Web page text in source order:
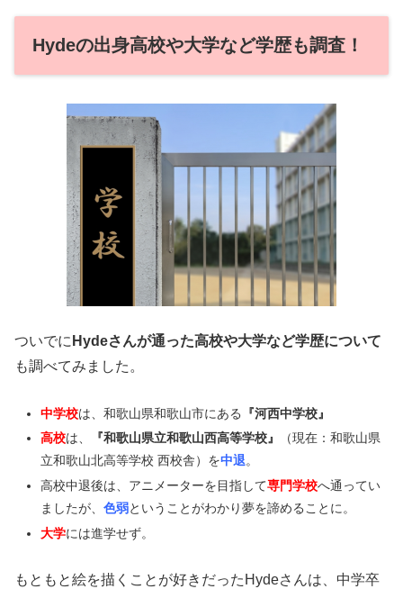
Hydeの出身高校や大学など学歴も調査！
ついでに Hydeさんが通った高校や大学など学歴について
も調べてみました。
中学校は、和歌山県和歌山市にある
『河西中学校』
高校は、 『和歌山県立和歌山西高等学校』
（現在：和歌山県
立和歌山北高等学校 西校舎）を中退。
高校中退後は、アニメーターを目指して専門学校へ通ってい
ましたが、 色弱ということがわかり夢を諦めることに。
大学には進学せず。
もともと絵を描くことが好きだったHydeさんは、中学卒